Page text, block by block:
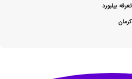
تعرفه بیلبورد
کرمان